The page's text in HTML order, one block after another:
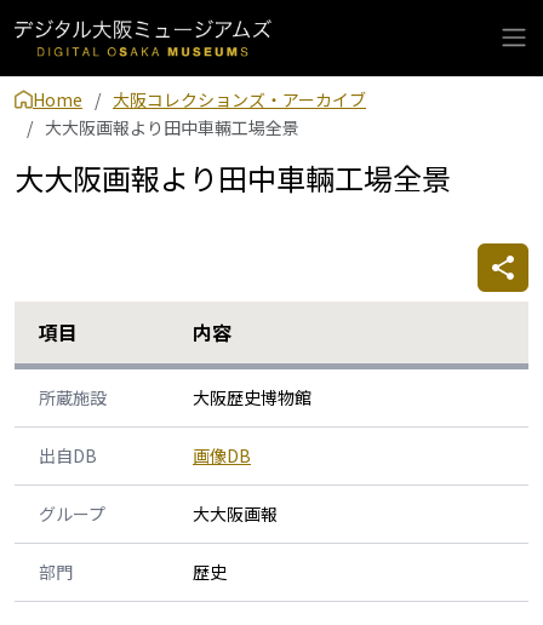
Home
大阪コレクションズ・アーカイブ
大大阪画報より田中車輛工場全景
大大阪画報より田中車輛工場全景
項目 内容
所蔵施設 大阪歴史博物館
出自DB 画像DB
グループ 大大阪画報
部門 歴史